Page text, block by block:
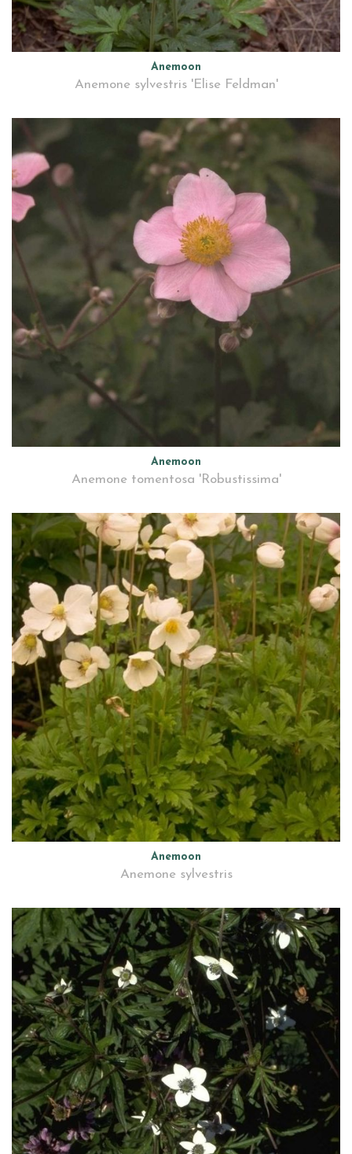
Anemoon
Anemone sylvestris 'Elise Feldman'
Anemoon
Anemone tomentosa 'Robustissima'
Anemoon
Anemone sylvestris